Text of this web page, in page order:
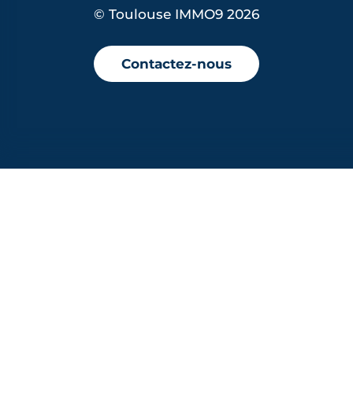
© Toulouse IMMO9 2026
Contactez-nous